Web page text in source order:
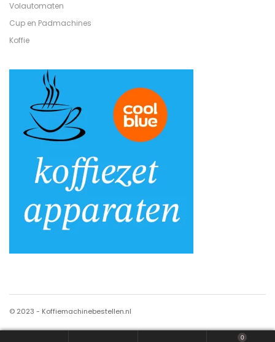
Volautomaten
Cup en Padmachines
Koffie
© 2023 - Koffiemachinebestellen.nl
0